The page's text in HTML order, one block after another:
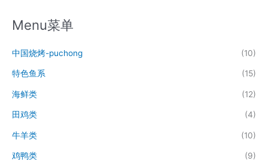
Menu菜单
中国烧烤-puchong (10)
特色鱼系 (15)
海鲜类 (12)
田鸡类 (4)
牛羊类 (10)
鸡鸭类 (9)